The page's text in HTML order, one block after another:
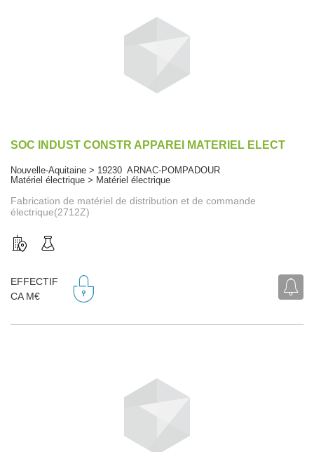
SOC INDUST CONSTR APPAREI MATERIEL ELECT
Nouvelle-Aquitaine > 19230 ARNAC-POMPADOUR
Matériel électrique > Matériel électrique
Fabrication de matériel de distribution et de commande
électrique(2712Z)
EFFECTIF
CA M€